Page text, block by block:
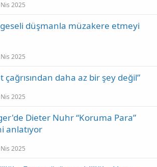
2025
düşmanla müzakere etmeyi
2025
çağrısından daha az bir şey değil”
2025
Dieter Nuhr “Koruma Para”
anlatıyor
2025